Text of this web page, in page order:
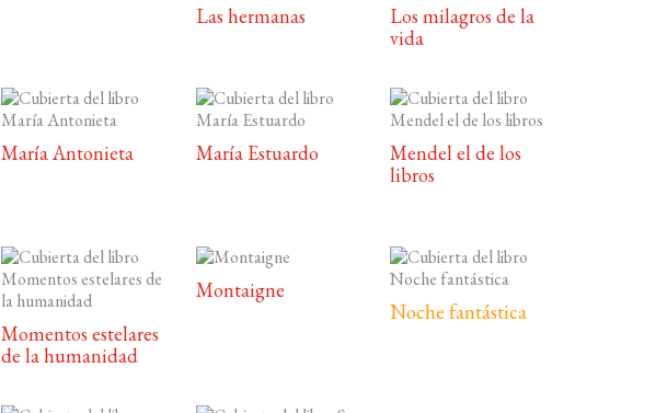
Las hermanas
Los milagros de la
vida
María Antonieta María Estuardo
Mendel el de los
libros
Momentos estelares
de la humanidad
Montaigne
Noche fantástica